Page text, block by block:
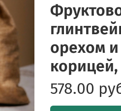
орехом
корицей,
578.00